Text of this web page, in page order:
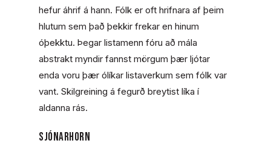
hefur áhrif á hann. Fólk er oft hrifnara af þeim
hlutum sem það þekkir frekar en hinum
óþekktu. Þegar listamenn fóru að mála
abstrakt myndir fannst mörgum þær ljótar
enda voru þær ólíkar listaverkum sem fólk var
vant. Skilgreining á fegurð breytist líka í
aldanna rás.
Sjónarhorn